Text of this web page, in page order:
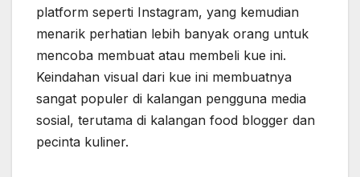
platform seperti Instagram, yang kemudian
menarik perhatian lebih banyak orang untuk
mencoba membuat atau membeli kue ini.
Keindahan visual dari kue ini membuatnya
sangat populer di kalangan pengguna media
sosial, terutama di kalangan food blogger dan
pecinta kuliner.